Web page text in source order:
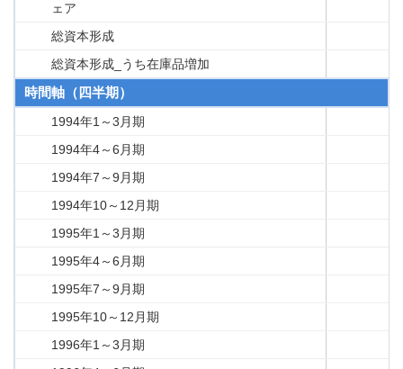
ェア
総資本形成
総資本形成_うち在庫品増加
時間軸（四半期）
1994年1～3月期
1994年4～6月期
1994年7～9月期
1994年10～12月期
1995年1～3月期
1995年4～6月期
1995年7～9月期
1995年10～12月期
1996年1～3月期